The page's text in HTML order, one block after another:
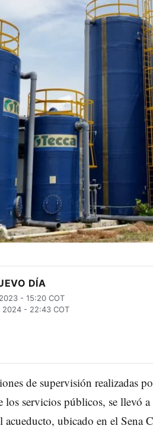
DÍA
- 15:20 COT
2024 - 22:43 COT
de supervisión realizadas
los servicios públicos, se llevó
acueducto, ubicado en el Sena